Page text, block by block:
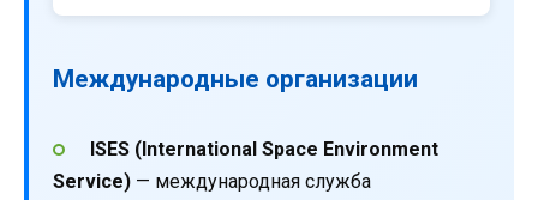
Международные организации
ISES (International Space Environment
Service) — международная служба